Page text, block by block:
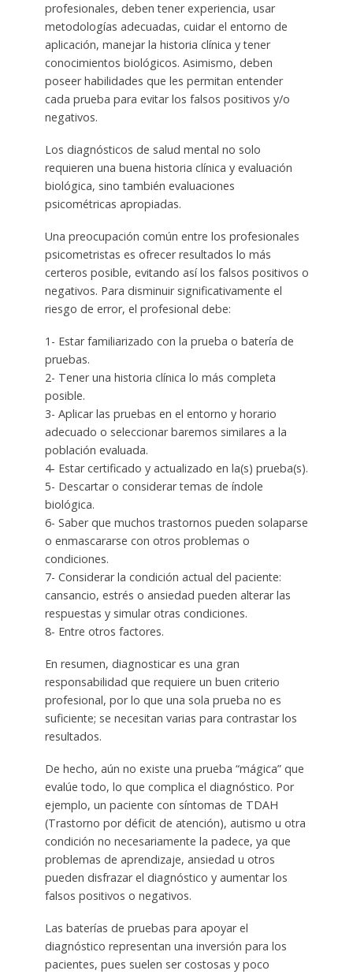
profesionales, deben tener experiencia, usar
metodologías adecuadas, cuidar el entorno de
aplicación, manejar la historia clínica y tener
conocimientos biológicos. Asimismo, deben
poseer habilidades que les permitan entender
cada prueba para evitar los falsos positivos y/o
negativos.
Los diagnósticos de salud mental no solo
requieren una buena historia clínica y evaluación
biológica, sino también evaluaciones
psicométricas apropiadas.
Una preocupación común entre los profesionales
psicometristas es ofrecer resultados lo más
certeros posible, evitando así los falsos positivos o
negativos. Para disminuir significativamente el
riesgo de error, el profesional debe:
1- Estar familiarizado con la prueba o batería de
pruebas.
2- Tener una historia clínica lo más completa
posible.
3- Aplicar las pruebas en el entorno y horario
adecuado o seleccionar baremos similares a la
población evaluada.
4- Estar certificado y actualizado en la(s) prueba(s).
5- Descartar o considerar temas de índole
biológica.
6- Saber que muchos trastornos pueden solaparse
o enmascararse con otros problemas o
condiciones.
7- Considerar la condición actual del paciente:
cansancio, estrés o ansiedad pueden alterar las
respuestas y simular otras condiciones.
8- Entre otros factores.
En resumen, diagnosticar es una gran
responsabilidad que requiere un buen criterio
profesional, por lo que una sola prueba no es
suficiente; se necesitan varias para contrastar los
resultados.
De hecho, aún no existe una prueba “mágica” que
evalúe todo, lo que complica el diagnóstico. Por
ejemplo, un paciente con síntomas de TDAH
(Trastorno por déficit de atención), autismo u otra
condición no necesariamente la padece, ya que
problemas de aprendizaje, ansiedad u otros
pueden disfrazar el diagnóstico y aumentar los
falsos positivos o negativos.
Las baterías de pruebas para apoyar el
diagnóstico representan una inversión para los
pacientes, pues suelen ser costosas y poco